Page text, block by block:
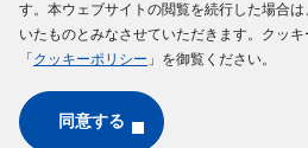
す。本ウェブサイトの閲覧を続行した場合
いたものとみなさせていただきます。クッキ
「 クッキーポリシー 」を御覧ください。
同意する
サイトマップご利用規約個人情報の保
ソーシャルメディア